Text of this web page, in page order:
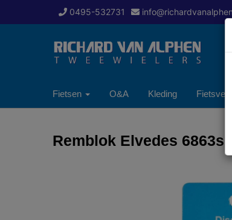
0495-532731
Fietsen O&A Kleding
Remblok Elvedes 6863s